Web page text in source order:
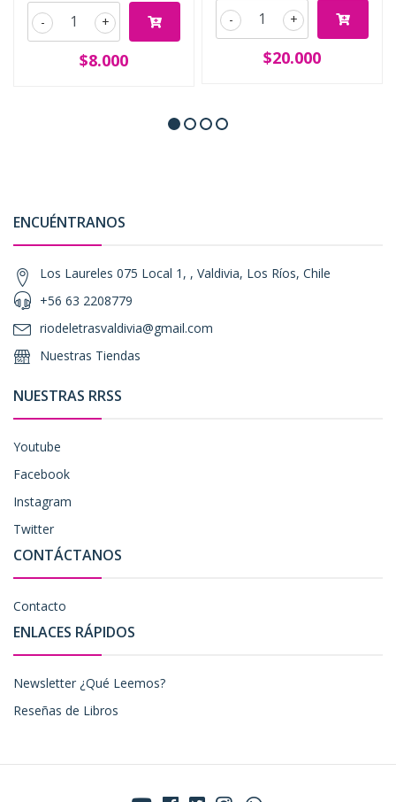
+
-
$8.000
+
-
$20.000
ENCUÉNTRANOS
Los Laureles 075 Local 1, , Valdivia, Los Ríos, Chile
+56 63 2208779
riodeletrasvaldivia@gmail.com
Nuestras Tiendas
NUESTRAS RRSS
Youtube
Facebook
Instagram
Twitter
CONTÁCTANOS
Contacto
ENLACES RÁPIDOS
Newsletter ¿Qué Leemos?
Reseñas de Libros